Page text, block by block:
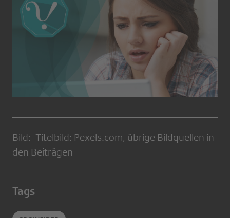
Bild: Titelbild: Pexels.com, übrige Bildquellen in
den Beiträgen
Tags